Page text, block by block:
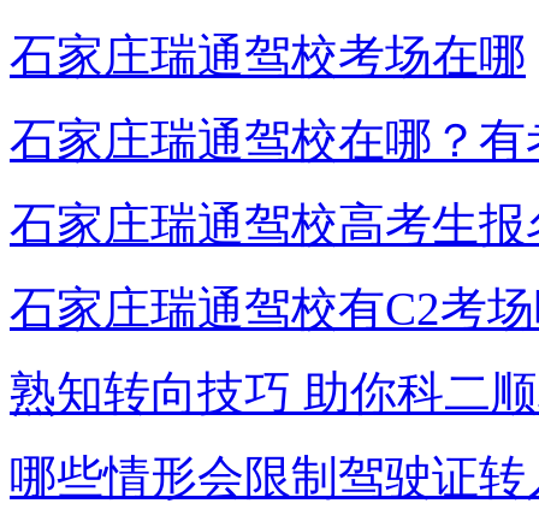
石家庄瑞通驾校考场在哪
石家庄瑞通驾校在哪？
石家庄瑞通驾校高考生报
石家庄瑞通驾校有C2考
熟知转向技巧 助你科二
哪些情形会限制驾驶证转